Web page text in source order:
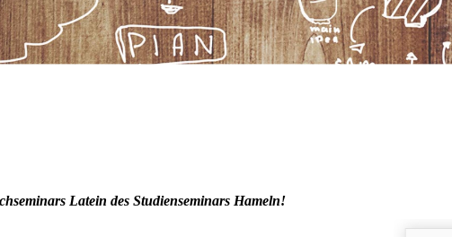
Latein des Studienseminars Hameln!